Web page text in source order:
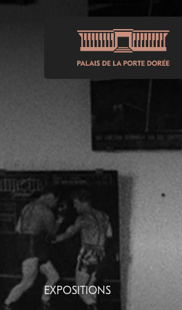
EXPOSITIONS